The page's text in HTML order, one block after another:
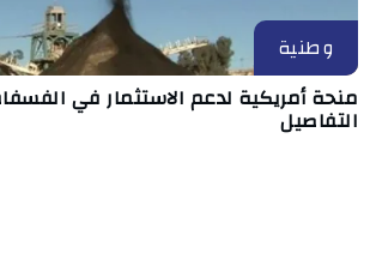
وطنية
منحة أمريكية لدعم الاستثمار في
التفاصيل